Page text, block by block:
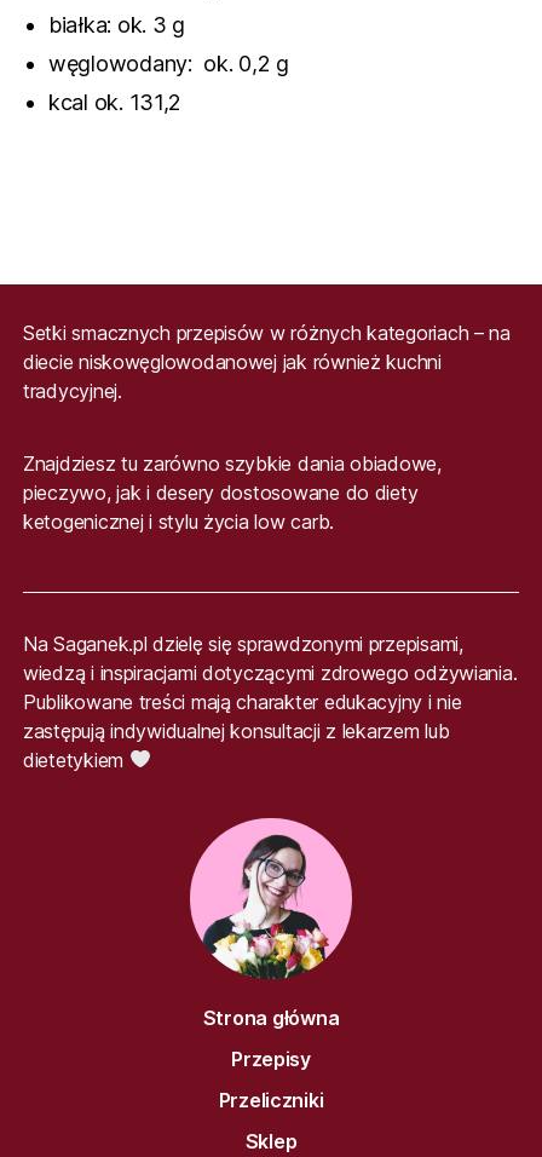
białka: ok. 3 g
węglowodany: ok. 0,2 g
kcal ok. 131,2
Setki smacznych przepisów w różnych kategoriach – na
diecie niskowęglowodanowej jak również kuchni
tradycyjnej.
Znajdziesz tu zarówno szybkie dania obiadowe,
pieczywo, jak i desery dostosowane do diety
ketogenicznej i stylu życia low carb.
Na Saganek.pl dzielę się sprawdzonymi przepisami,
wiedzą i inspiracjami dotyczącymi zdrowego odżywiania.
Publikowane treści mają charakter edukacyjny i nie
zastępują indywidualnej konsultacji z lekarzem lub
dietetykiem
Strona główna
Przepisy
Przeliczniki
Sklep